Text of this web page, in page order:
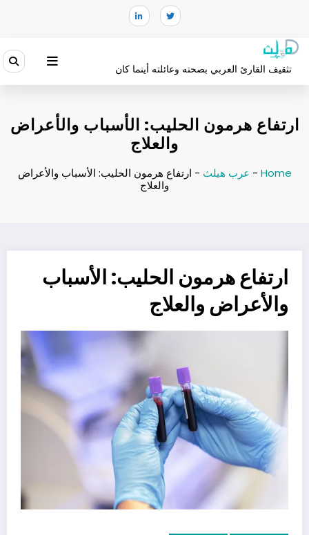
تثقيف القارئ العربي بصحته وعائلته أينما كان
ارتفاع هرمون الحليب: الأسباب والأعراض
والعلاج
Home
- عرب هيلث - ارتفاع هرمون الحليب: الأسباب والأعراض
والعلاج
ارتفاع هرمون الحليب: الأسباب
والأعراض والعلاج